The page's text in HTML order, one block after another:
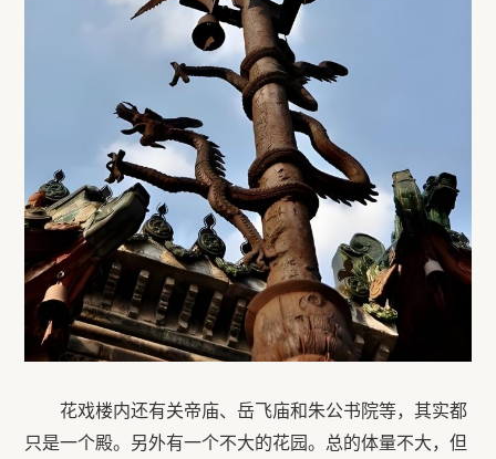
花戏楼内还有关帝庙、岳飞庙和朱公书院等，其实都
只是一个殿。另外有一个不大的花园。总的体量不大，但